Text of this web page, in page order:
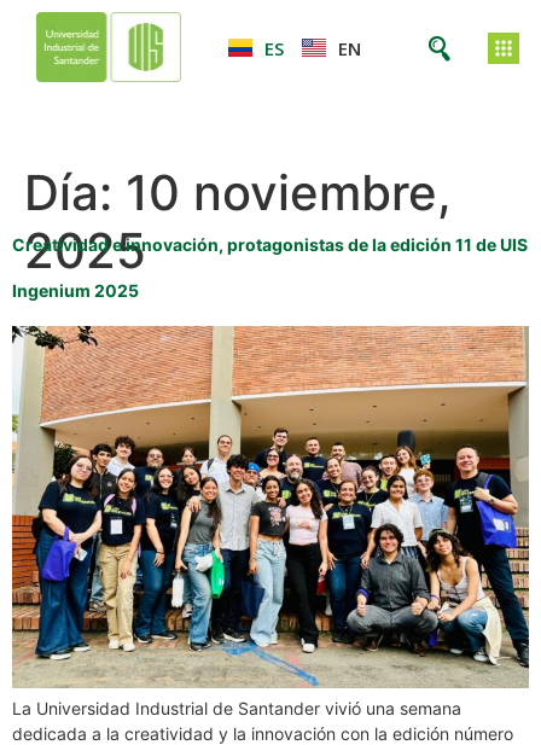
ES EN
Día: 10 noviembre,
2025
Creatividad e innovación, protagonistas de la edición 11 de UIS
Ingenium 2025
La Universidad Industrial de Santander vivió una semana
dedicada a la creatividad y la innovación con la edición número